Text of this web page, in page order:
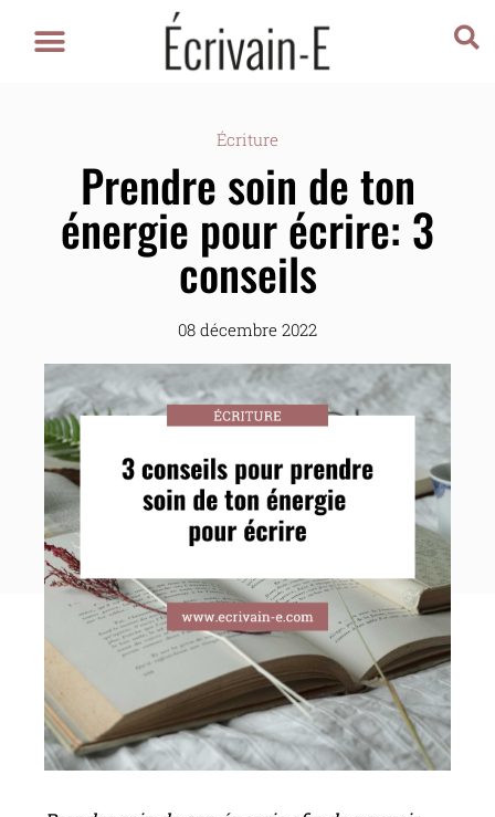
Écriture
Prendre soin de ton
énergie pour écrire: 3
conseils
08 décembre 2022